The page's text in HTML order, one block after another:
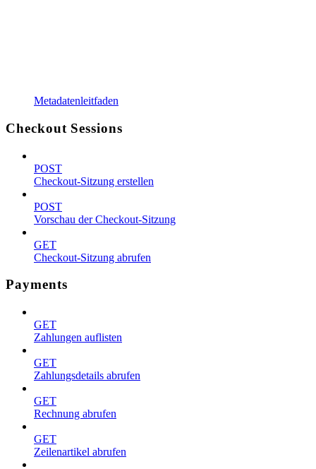
Metadatenleitfaden
Checkout Sessions
POST
Checkout-Sitzung erstellen
POST
Vorschau der Checkout-Sitzung
GET
Checkout-Sitzung abrufen
Payments
GET
Zahlungen auflisten
GET
Zahlungsdetails abrufen
GET
Rechnung abrufen
GET
Zeilenartikel abrufen